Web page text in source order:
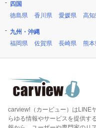
四国
徳島県
香川県 愛媛県 高
九州・沖縄
福岡県
佐賀県 長崎県 熊
carview!（カービュー）はLINE
らゆる情報やサービスを提供す